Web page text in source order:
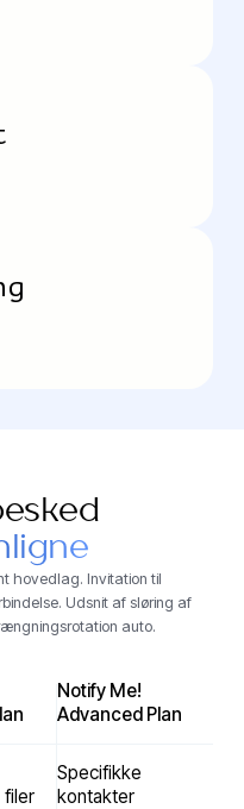
hovedlag. Invitation til
Udsnit af sløring af
auto.
Notify Me!
Advanced Plan
Specifikke
kontakter